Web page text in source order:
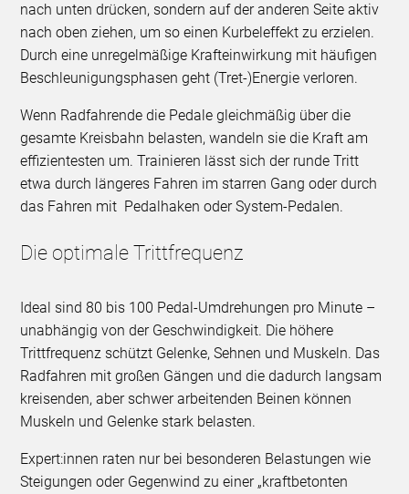
nach unten drücken, sondern auf der anderen Seite aktiv
nach oben ziehen, um so einen Kurbeleffekt zu erzielen.
Durch eine unregelmäßige Krafteinwirkung mit häufigen
Beschleunigungsphasen geht (Tret-)Energie verloren.
Wenn Radfahrende die Pedale gleichmäßig über die
gesamte Kreisbahn belasten, wandeln sie die Kraft am
effizientesten um. Trainieren lässt sich der runde Tritt
etwa durch längeres Fahren im starren Gang oder durch
das Fahren mit Pedalhaken oder System-Pedalen.
Die optimale Trittfrequenz
Ideal sind 80 bis 100 Pedal-Umdrehungen pro Minute –
unabhängig von der Geschwindigkeit. Die höhere
Trittfrequenz schützt Gelenke, Sehnen und Muskeln. Das
Radfahren mit großen Gängen und die dadurch langsam
kreisenden, aber schwer arbeitenden Beinen können
Muskeln und Gelenke stark belasten.
Expert:innen raten nur bei besonderen Belastungen wie
Steigungen oder Gegenwind zu einer „kraftbetonten